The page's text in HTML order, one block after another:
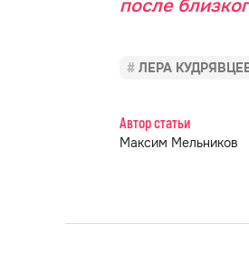
после
ЛЕРА
Автор статьи
Максим Мельников